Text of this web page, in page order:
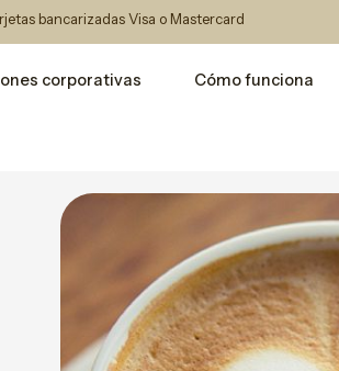
bancarizadas Visa o Mastercard
corporativas Cómo funciona